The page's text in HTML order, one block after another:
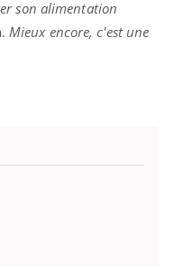
son alimentation
Mieux encore, c'est une